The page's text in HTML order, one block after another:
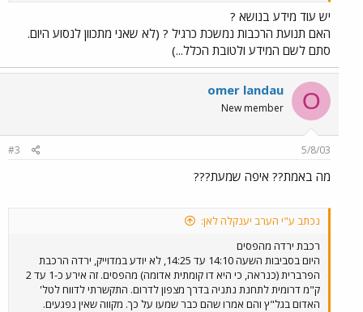
יש עוד מידע בנושא ?
האם תנועת הרכבות נמשכת כרגיל ? (לא שאני מתכוון לנסוע היום.
סתם לשם המידע ולטובת הכלל...)
O
omer landau
New member
5/8/03
#3
מה באמת?? איפה שמעת???
נכתב ע"י הערב יענקלה לאן:
רכבת ירדה מהפסים
היום בסביבות השעה 14:10 עד 14:25, לא יודע במדוייק, ירדה הרכבת
הפרברית (כנראה, כי היא דו קומתית אדומה) מהפסים. זה אירע כ-1 עד 2
ק"מ דרומית לתחנת נתניה בדרך מצפון לדרום. התקשרתי לדווח לטל'
האדום בגל"ץ והם אמרו שהם כבר שמעו על כך. מקווה שאין נפגעים.